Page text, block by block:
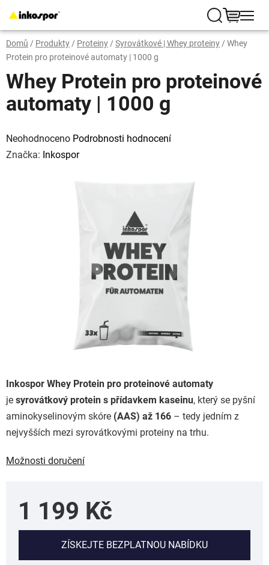
na
obsah
Hledat
KOŠÍK
Domů / Produkty/ Proteiny/ Syrovátkové | Whey proteiny/ Whey
Protein pro proteinové automaty | 1000 g
Inkospor Whey Protein pro proteinové automaty
je syrovátkový protein s přídavkem kaseinu, který se pyšní
aminokyselinovým skóre (AAS) až 166 – tedy jedním z
nejvyšších mezi syrovátkovými proteiny na trhu.
Možnosti doručení
1 199 Kč
Měrná cena:
ZÍSKEJTE BEZPLATNOU NABÍDKU
Whey Protein pro proteinové
automaty | 1000 g
hodnocení
produktu
je
0,0
Neohodnoceno Podrobnosti hodnocení
Značka: Inkospor